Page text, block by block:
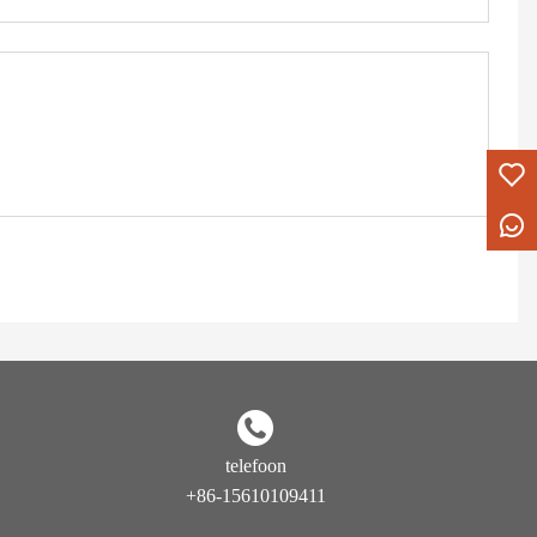
telefoon
+86-15610109411